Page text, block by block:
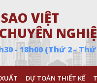
VIỆT
- 18h00 (Thứ 2 -
DỰ TOÁN THIẾT KẾ